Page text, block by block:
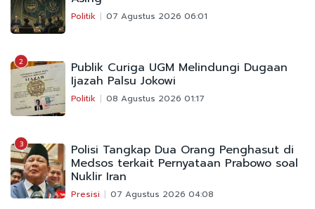
Politik 07 Agustus 2026 06:01
2 Publik Curiga UGM Melindungi Dugaan
Ijazah Palsu Jokowi
Politik 08 Agustus 2026 01:17
3 Polisi Tangkap Dua Orang Penghasut di
Medsos terkait Pernyataan Prabowo soal
Nuklir Iran
Presisi 07 Agustus 2026 04:08